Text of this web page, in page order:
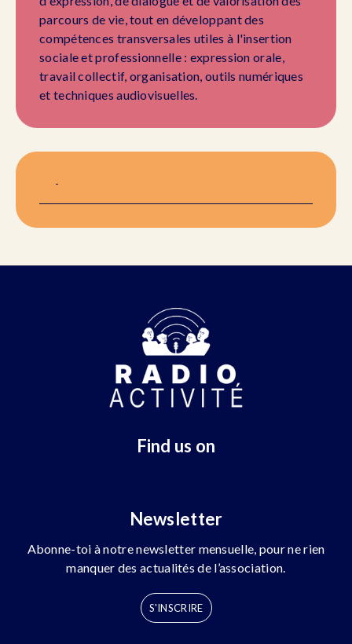
parcours de vie, tout en développant des
compétences transversales utiles à l'insertion
sociale et professionnelle : expression orale,
travail collectif, organisation, outils numériques
et techniques audiovisuelles.
-
Find us on
Newsletter
Abonne-toi à notre newsletter mensuelle, pour ne rien
manquer des actualités de l’association.
S'INSCRIRE